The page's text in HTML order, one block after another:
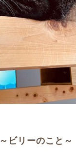
～ビリーのこと～